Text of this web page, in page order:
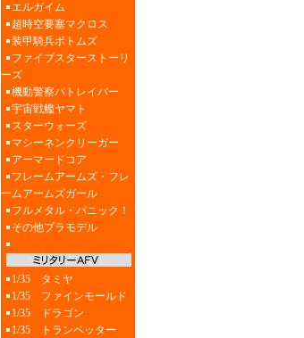
エルガイム
超時空要塞マクロス
装甲騎兵ボトムズ
ファイブスターストーリ
ーズ
機動警察パトレイバー
宇宙戦艦ヤマト
スターウォーズ
マシーネンクリーガー
アーマードコア
フレームアームズ・フレ
ームアームズガール
フルメタル・パニック！
その他プラモデル
1/35 タミヤ
1/35 ファインモールド
1/35 ドラゴン
1/35 トランペッター